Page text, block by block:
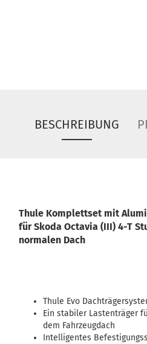
BESCHREIBUNG
Thule Komplettset mit
fürSkoda Octavia (III) 4-T
normalen Dach
Thule Evo
Ein stabiler Lastenträger
dem Fahrzeugdach
Intelligentes